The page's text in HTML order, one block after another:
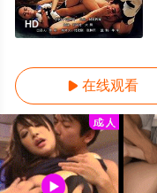
HD
 在线观看